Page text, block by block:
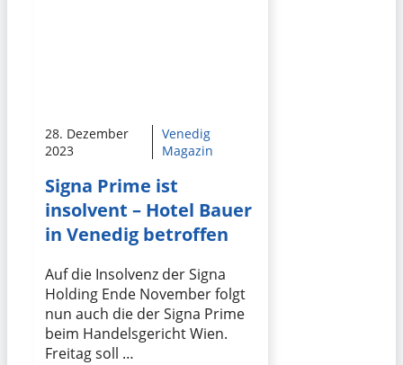
28. Dezember
2023
Venedig
Magazin
Signa Prime ist
insolvent – Hotel Bauer
in Venedig betroffen
Auf die Insolvenz der Signa
Holding Ende November folgt
nun auch die der Signa Prime
beim Handelsgericht Wien.
Freitag soll …